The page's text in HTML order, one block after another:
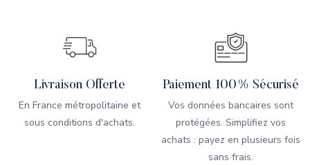
Livraison Offerte
En France métropolitaine et
sous conditions d'achats.
Paiement 100% Sécurisé
Vos données bancaires sont
protégées. Simplifiez vos
achats : payez en plusieurs fois
sans frais.